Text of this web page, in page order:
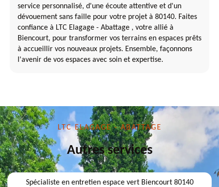
service personnalisé, d'une écoute attentive et d'un
dévouement sans faille pour votre projet à 80140. Faites
confiance à LTC Elagage - Abattage , votre allié à
Biencourt, pour transformer vos terrains en espaces prêts
à accueillir vos nouveaux projets. Ensemble, façonnons
l'avenir de vos espaces avec soin et expertise.
LTC ELAGAGE - ABATTAGE
Autres services
Spécialiste en entretien espace vert Biencourt 80140